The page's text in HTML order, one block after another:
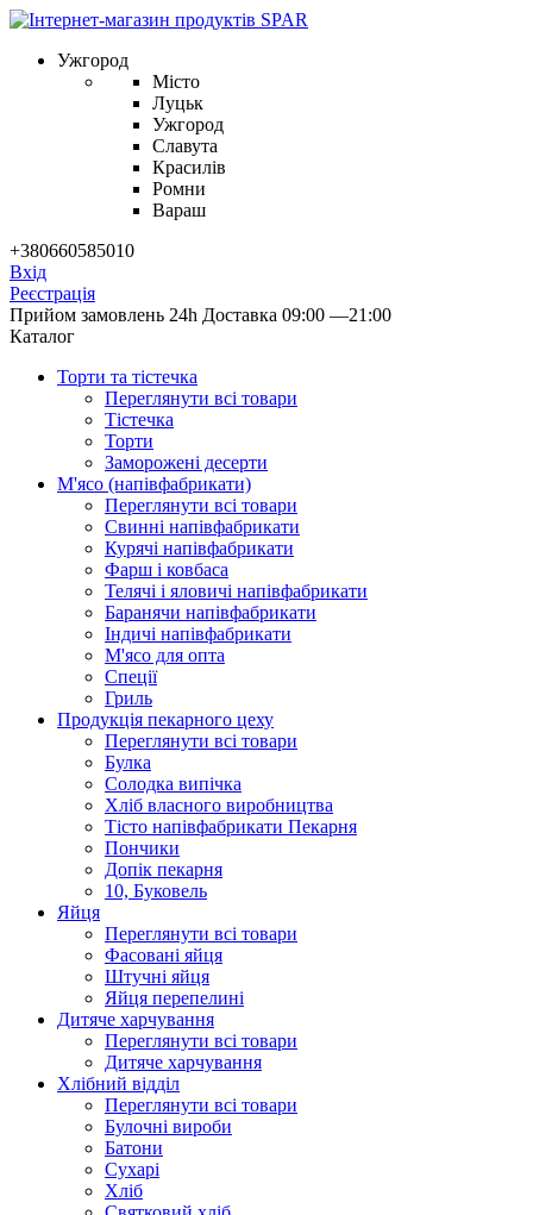
Ужгород
Місто
Луцьк
Ужгород
Славута
Красилів
Ромни
Вараш
+380660585010
Вхід
Реєстрація
Прийом замовлень 24h Доставка 09:00 —21:00
Каталог
Торти та тістечка
Переглянути всі товари
Тістечка
Торти
Заморожені десерти
М'ясо (напiвфабрикати)
Переглянути всі товари
Свиннi напiвфабрикати
Курячi напiвфабрикати
Фарш i ковбаса
Телячi i яловичi напiвфабрикати
Баранячи напiвфабрикати
Iндичi напiвфабрикати
М'ясо для опта
Спеції
Гриль
Продукцiя пекарного цеху
Переглянути всі товари
Булка
Солодка випiчка
Хлiб власного виробництва
Тiсто напiвфабрикати Пекарня
Пончики
Допік пекарня
10, Буковель
Яйця
Переглянути всі товари
Фасовані яйця
Штучні яйця
Яйця перепелині
Дитяче харчування
Переглянути всі товари
Дитяче харчування
Хлібний відділ
Переглянути всі товари
Булочні вироби
Батони
Сухарі
Хліб